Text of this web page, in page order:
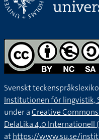
Svenskt
Institutionen för lingvistik,
under aCreative
DelaLika 4.0 Internationell
athttps://www.su.se/